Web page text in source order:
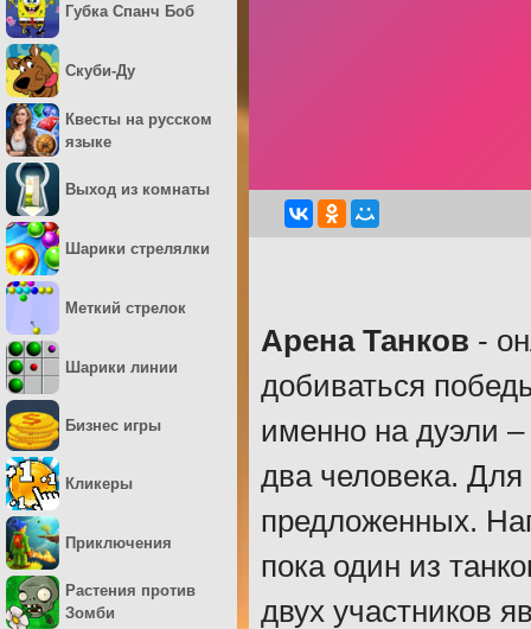
Арена Танков -
добиваться
именно на дуэли
два человека.
предложенных.
пока один из
двух участников
Губка Спанч Боб
Скуби-Ду
Квесты на русском
языке
Выход из комнаты
Шарики стрелялки
Меткий стрелок
Шарики линии
Бизнес игры
Кликеры
Приключения
Растения против
Зомби